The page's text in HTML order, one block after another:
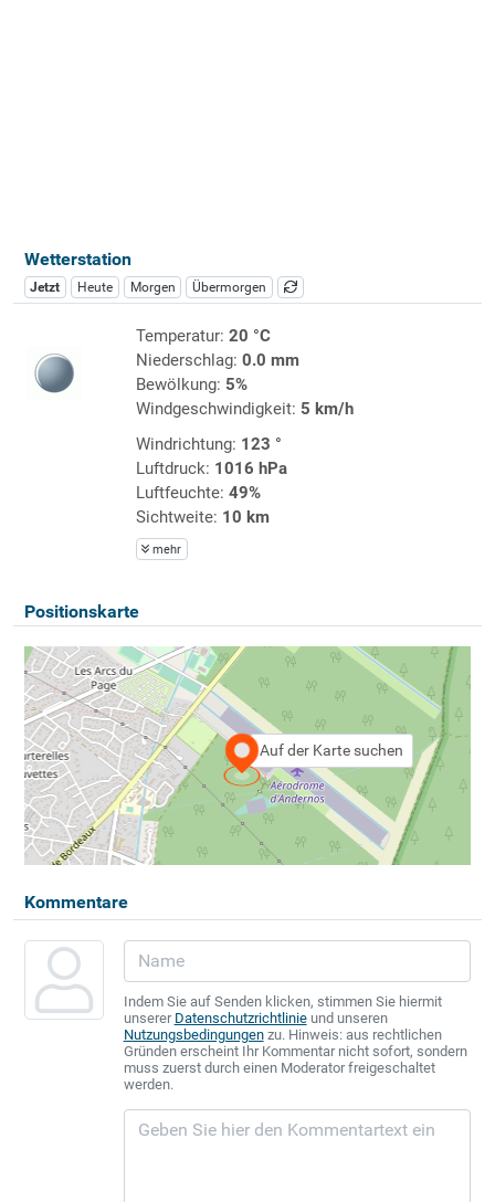
Wetterstation
Jetzt Heute Morgen Übermorgen
Temperatur: 20 °C
Niederschlag: 0.0 mm
Bewölkung: 5%
Windgeschwindigkeit: 5 km/h
Windrichtung: 123 °
Luftdruck: 1016 hPa
Luftfeuchte: 49%
Sichtweite: 10 km
mehr
Positionskarte
Auf der Karte suchen
Kommentare
Indem Sie auf Senden klicken, stimmen Sie hiermit
unserer Datenschutzrichtlinieund unseren
Nutzungsbedingungenzu. Hinweis: aus rechtlichen
Gründen erscheint Ihr Kommentar nicht sofort, sondern
muss zuerst durch einen Moderator freigeschaltet
werden.